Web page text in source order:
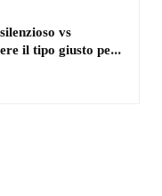
vs
il tipo giusto per